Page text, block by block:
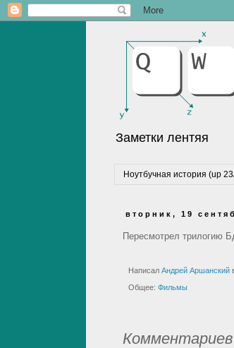
Заметки лентяя
Ноутбучная история (up
вторник, 19
Пересмотрел трилогию
Написал Андрей Аршанский
Общее: Фильмы